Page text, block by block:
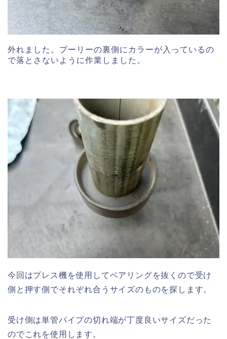
外れました。プーリーの裏側にカラーが入っているの
で落とさないように作業しました。
今回はプレス機を使用してベアリングを抜くので受け
側と押す側でそれぞれ合うサイズのものを探します。
受け側は単管パイプの切れ端が丁度良いサイズだった
のでこれを使用します。